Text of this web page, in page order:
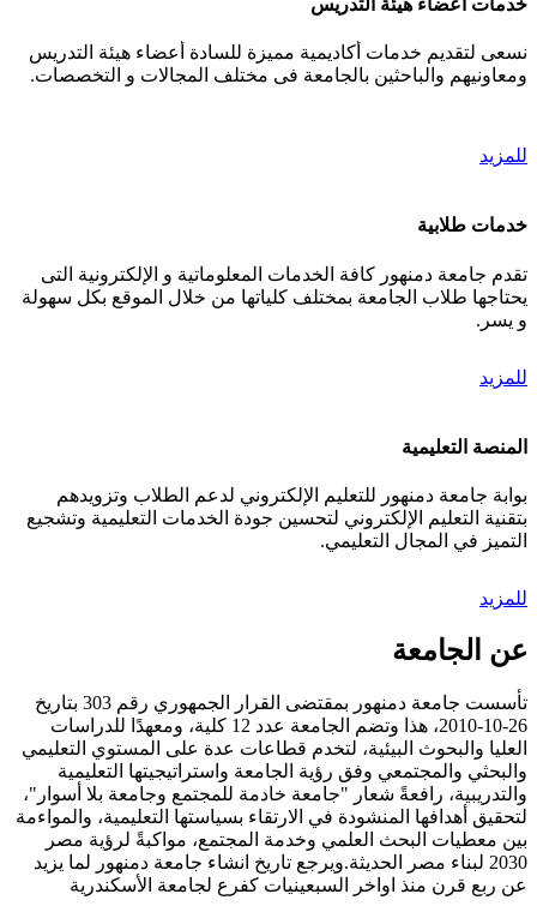
خدمات أعضاء هيئة التدريس
نسعى لتقديم خدمات أكاديمية مميزة للسادة أعضاء هيئة التدريس
ومعاونيهم والباحثين بالجامعة فى مختلف المجالات و التخصصات.
للمزيد
خدمات طلابية
تقدم جامعة دمنهور كافة الخدمات المعلوماتية و الإلكترونية التى
يحتاجها طلاب الجامعة بمختلف كلياتها من خلال الموقع بكل سهولة
و يسر.
للمزيد
المنصة التعليمية
بوابة جامعة دمنهور للتعليم الإلكتروني لدعم الطلاب وتزويدهم
بتقنية التعليم الإلكتروني لتحسين جودة الخدمات التعليمية وتشجيع
التميز في المجال التعليمي.
للمزيد
عن الجامعة
تأسست جامعة دمنهور بمقتضى القرار الجمهوري رقم 303 بتاريخ
26-10-2010، هذا وتضم الجامعة عدد 12 كلية، ومعهدًا للدراسات
العليا والبحوث البيئية، لتخدم قطاعات عدة على المستوي التعليمي
والبحثي والمجتمعي وفق رؤية الجامعة واستراتيجيتها التعليمية
والتدريبية، رافعةً شعار "جامعة خادمة للمجتمع وجامعة بلا أسوار"،
لتحقيق أهدافها المنشودة في الارتقاء بسياستها التعليمية، والمواءمة
بين معطيات البحث العلمي وخدمة المجتمع، مواكبةً لرؤية مصر
2030 لبناء مصر الحديثة.ويرجع تاريخ انشاء جامعة دمنهور لما يزيد
عن ربع قرن منذ اواخر السبعينيات كفرع لجامعة الأسكندرية